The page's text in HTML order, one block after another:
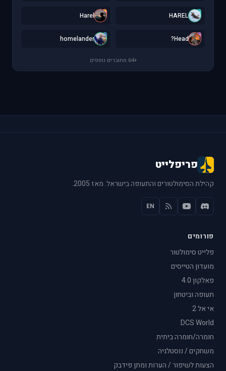
H
HAREL
H
Harel
H
Head?
h
homelander
+64 מחוברים נוספים
פריפלייט
קהילת הסימולטורים והתעופה בישראל. מאז 2005.
EN
פורומים
פלייט סימולטור
מועדון הטייסים
פאלקון 4.0
תעופה וביטחון
אי אל 2
DCS World
חומרה/חומרה ביתית
משחקים / נוסטלגיה
הצעות לשיפור / הערות ומתן פידבק